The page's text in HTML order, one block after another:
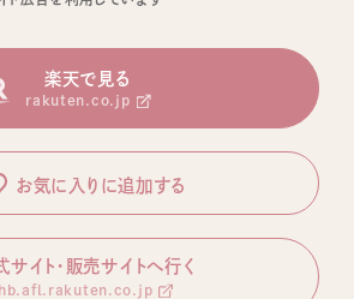
楽天で見る
rakuten.co.jp
お気に入りに追加する
サイト・販売サイトへ行く
hb.afl.rakuten.co.jp